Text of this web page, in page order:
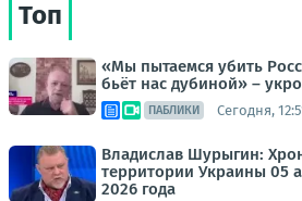
Топ
«Мы пытаемся убить
бьёт нас дубиной» –
ПАБЛИКИ Сегодня,
Владислав Шурыгин:
территории Украины 05
2026 года